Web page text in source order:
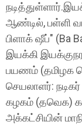
ஆண்டில், பள்ளி
பிளாக் ஷீப்" (Ba
இயக்கி
பயணம் (தமிழக
செயலாளர்:
கழகம் (தவெக)
அக்கட்சியின்